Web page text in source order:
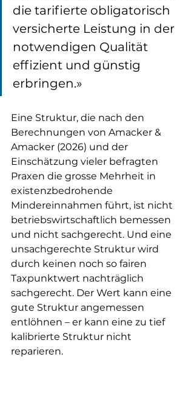
die tarifierte obligatorisch
versicherte Leistung in der
notwendigen Qualität
effizient und günstig
erbringen.»
Eine Struktur, die nach den
Berechnungen von Amacker &
Amacker (2026) und der
Einschätzung vieler befragten
Praxen die grosse Mehrheit in
existenzbedrohende
Mindereinnahmen führt, ist nicht
betriebswirtschaftlich bemessen
und nicht sachgerecht. Und eine
unsachgerechte Struktur wird
durch keinen noch so fairen
Taxpunktwert nachträglich
sachgerecht. Der Wert kann eine
gute Struktur angemessen
entlöhnen – er kann eine zu tief
kalibrierte Struktur nicht
reparieren.